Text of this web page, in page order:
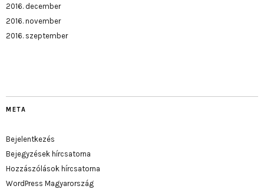
2016. december
2016. november
2016. szeptember
META
Bejelentkezés
Bejegyzések hírcsatorna
Hozzászólások hírcsatorna
WordPress Magyarország